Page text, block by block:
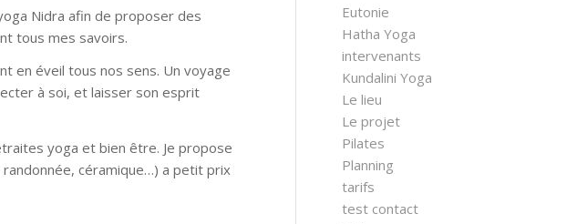
Nidra afin de proposer des
tous mes savoirs.
en éveil tous nos sens. Un voyage
à soi, et laisser son esprit
yoga et bien être. Je propose
céramique…) a petit prix
Eutonie
Hatha Yoga
intervenants
Kundalini Yoga
Le lieu
Le projet
Pilates
Planning
tarifs
test contact